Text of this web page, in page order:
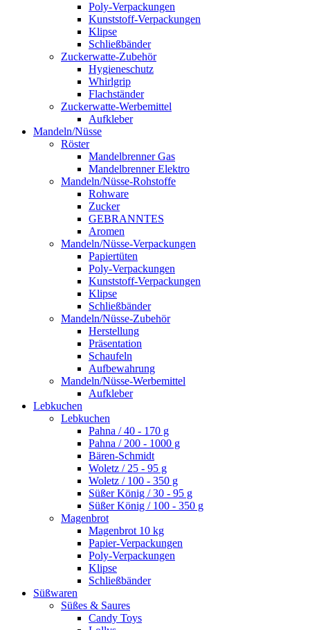
Poly-Verpackungen
Kunststoff-Verpackungen
Klipse
Schließbänder
Zuckerwatte-Zubehör
Hygieneschutz
Whirlgrip
Flachständer
Zuckerwatte-Werbemittel
Aufkleber
Mandeln/Nüsse
Röster
Mandelbrenner Gas
Mandelbrenner Elektro
Mandeln/Nüsse-Rohstoffe
Rohware
Zucker
GEBRANNTES
Aromen
Mandeln/Nüsse-Verpackungen
Papiertüten
Poly-Verpackungen
Kunststoff-Verpackungen
Klipse
Schließbänder
Mandeln/Nüsse-Zubehör
Herstellung
Präsentation
Schaufeln
Aufbewahrung
Mandeln/Nüsse-Werbemittel
Aufkleber
Lebkuchen
Lebkuchen
Pahna / 40 - 170 g
Pahna / 200 - 1000 g
Bären-Schmidt
Woletz / 25 - 95 g
Woletz / 100 - 350 g
Süßer König / 30 - 95 g
Süßer König / 100 - 350 g
Magenbrot
Magenbrot 10 kg
Papier-Verpackungen
Poly-Verpackungen
Klipse
Schließbänder
Süßwaren
Süßes & Saures
Candy Toys